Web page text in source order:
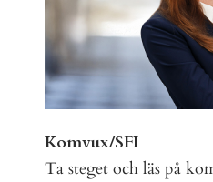
Komvux/SFI
Ta steget och läs på